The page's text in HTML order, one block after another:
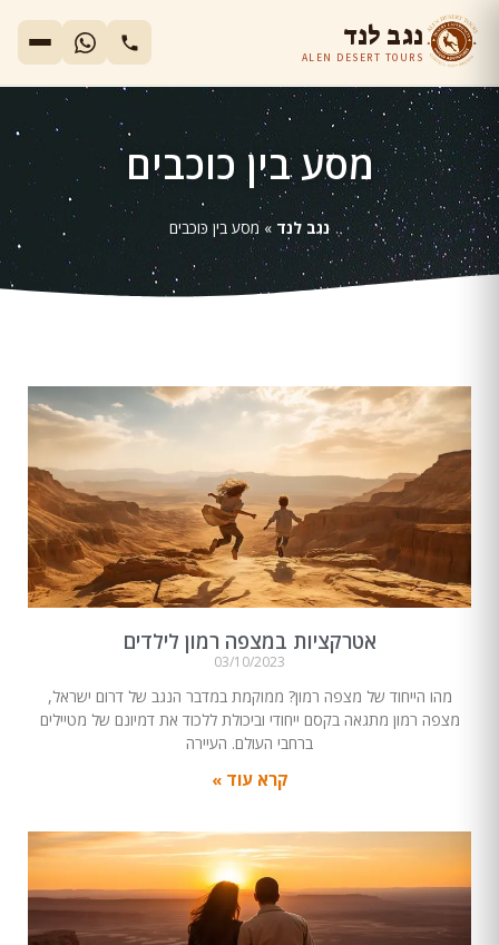
נגב לנד
ALEN DESERT TOURS
מסע בין כוכבים
נגב לנד » מסע בין כוכבים
אטרקציות במצפה רמון לילדים
03/10/2023
מהו הייחוד של מצפה רמון? ממוקמת במדבר הנגב של דרום ישראל,
מצפה רמון מתגאה בקסם ייחודי וביכולת ללכוד את דמיונם של מטיילים
ברחבי העולם. העיירה
קרא עוד »